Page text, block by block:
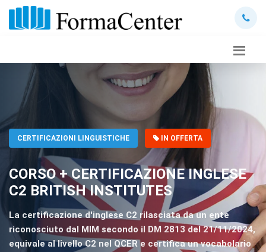
CERTIFICAZIONI LINGUISTICHE IN OFFERTA
CORSO + CERTIFICAZIONE INGLESE
C2 BRITISH INSTITUTES
La certificazione d'inglese C2 rilasciata da un ente
riconosciuto dal MIM secondo il DM 2813 del 21/11/2024,
equivale al livello C2 nel QCER e certifica un vocabolario